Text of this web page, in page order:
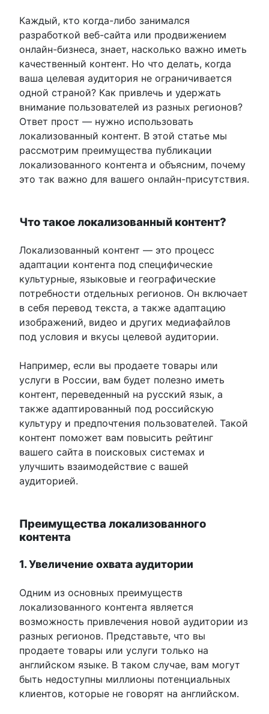
Каждый, кто когда-либо занимался
разработкой веб-сайта или продвижением
онлайн-бизнеса, знает, насколько важно иметь
качественный контент. Но что делать, когда
ваша целевая аудитория не ограничивается
одной страной? Как привлечь и удержать
внимание пользователей из разных регионов?
Ответ прост — нужно использовать
локализованный контент. В этой статье мы
рассмотрим преимущества публикации
локализованного контента и объясним, почему
это так важно для вашего онлайн-присутствия.
Что такое локализованный контент?
Локализованный контент — это процесс
адаптации контента под специфические
культурные, языковые и географические
потребности отдельных регионов. Он включает
в себя перевод текста, а также адаптацию
изображений, видео и других медиафайлов
под условия и вкусы целевой аудитории.
Например, если вы продаете товары или
услуги в России, вам будет полезно иметь
контент, переведенный на русский язык, а
также адаптированный под российскую
культуру и предпочтения пользователей. Такой
контент поможет вам повысить рейтинг
вашего сайта в поисковых системах и
улучшить взаимодействие с вашей
аудиторией.
Преимущества локализованного
контента
1. Увеличение охвата аудитории
Одним из основных преимуществ
локализованного контента является
возможность привлечения новой аудитории из
разных регионов. Представьте, что вы
продаете товары или услуги только на
английском языке. В таком случае, вам могут
быть недоступны миллионы потенциальных
клиентов, которые не говорят на английском.